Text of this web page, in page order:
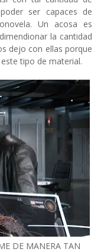
ser capaces de
Un acosa es
la cantidad
dejo con ellas porque
tipo de material.
DE MANERA TAN